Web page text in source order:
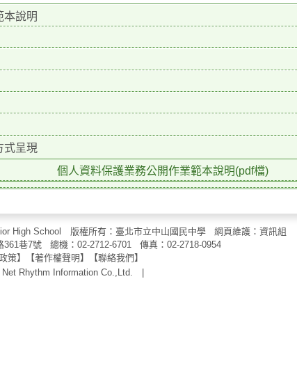
本說明
式呈現
個人資料保護業務公開作業範本說明(pdf檔)
High School 版權所有：臺北市立中山國民中學 網頁維護：資訊組
361巷7號 總機：02-2712-6701 傳真： 02-2718-0954
策】【著作權聲明 】 【聯絡我們 】
Net Rhythm Information Co.,Ltd.